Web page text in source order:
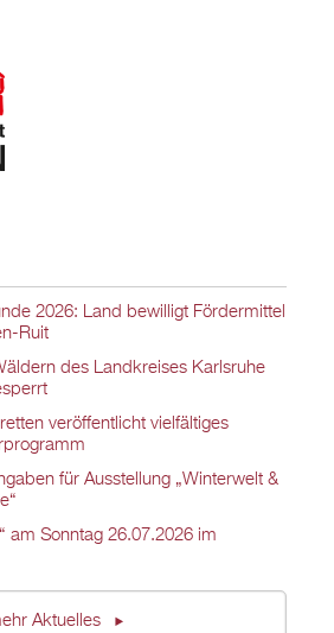
2026: Land bewilligt Fördermittel
Ruit
des Landkreises Karlsruhe
veröffentlicht vielfältiges
für Ausstellung „Winterwelt &
am Sonntag 26.07.2026 im
Aktuelles